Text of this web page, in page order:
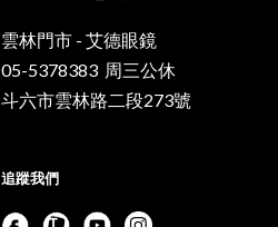
雲林門市 - 艾德眼鏡
05-5378383 周三公休
斗六市雲林路二段273號
追蹤我們